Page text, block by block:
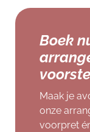
Boek
Maak je
onze
voorpret